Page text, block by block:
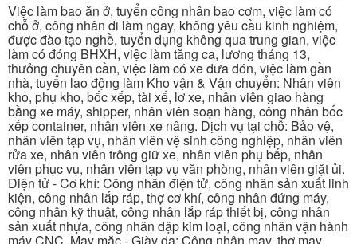
Việc làm bao ăn ở, tuyển công nhân bao cơm, việc làm có
chỗ ở, công nhân đi làm ngay, không yêu cầu kinh nghiệm,
được đào tạo nghề, tuyển dụng không qua trung gian, việc
làm có đóng BHXH, việc làm tăng ca, lương tháng 13,
thưởng chuyên cần, việc làm có xe đưa đón, việc làm gần
nhà, tuyển lao động làm Kho vận & Vận chuyển: Nhân viên
kho, phụ kho, bốc xếp, tài xế, lơ xe, nhân viên giao hàng
bằng xe máy, shipper, nhân viên soạn hàng, công nhân bốc
xếp container, nhân viên xe nâng. Dịch vụ tại chỗ: Bảo vệ,
nhân viên tạp vụ, nhân viên vệ sinh công nghiệp, nhân viên
rửa xe, nhân viên trông giữ xe, nhân viên phụ bếp, nhân
viên phục vụ, nhân viên tạp vụ văn phòng, nhân viên giặt ủi.
Điện tử - Cơ khí: Công nhân điện tử, công nhân sản xuất linh
kiện, công nhân lắp ráp, thợ cơ khí, công nhân đứng máy,
công nhân kỹ thuật, công nhân lắp ráp thiết bị, công nhân
sản xuất nhựa, công nhân dập kim loại, công nhân vận hành
máy CNC. May mặc - Giày da: Công nhân may, thợ may